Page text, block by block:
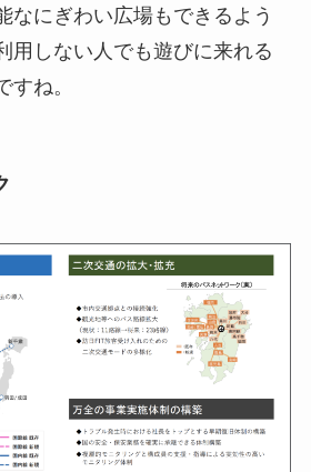
なにぎわい広場もできるよう
用しない人でも遊びに来れる
すね。